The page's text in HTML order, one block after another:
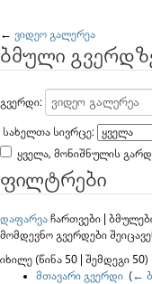
← ვიდეო გალერეა
ბმული
გვერდი:
სახელთა სივრცე:
ყველა, მონიშნულის
ფილტრები
დაფარვა ჩართვები |
მომდევნო გვერდები
იხილე (წინა 50 | შემდეგი 50)
მთავარი გვერდი (←